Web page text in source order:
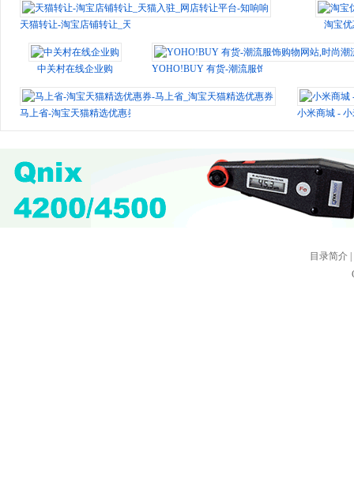
天猫转让-淘宝店铺转让_天猫入驻_网店转让平台-知响响 淘宝
中关村在线企业购 YOHO!BUY 有货-潮流服饰购物网站,时尚潮流
马上省-淘宝天猫精选优惠券-马上省_淘宝天猫精选优惠券 小米商城 -
目录简介